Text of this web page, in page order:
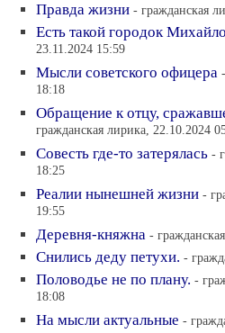
Правда жизни - гражданская
Есть такой городок
23.11.2024 15:59
Мысли советского офицера
18:18
Обращение к отцу,
гражданская лирика, 22.10.2024
Совесть где-то затерялась -
18:25
Реалии нынешней жизни -
19:55
Деревня-княжна -
Снились деду петухи. -
Половодье не по плану. -
18:08
На мысли актуальные -